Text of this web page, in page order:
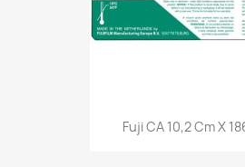
Fuji CA 10,2 Cm X